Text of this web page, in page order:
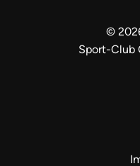
©
Sport-Club